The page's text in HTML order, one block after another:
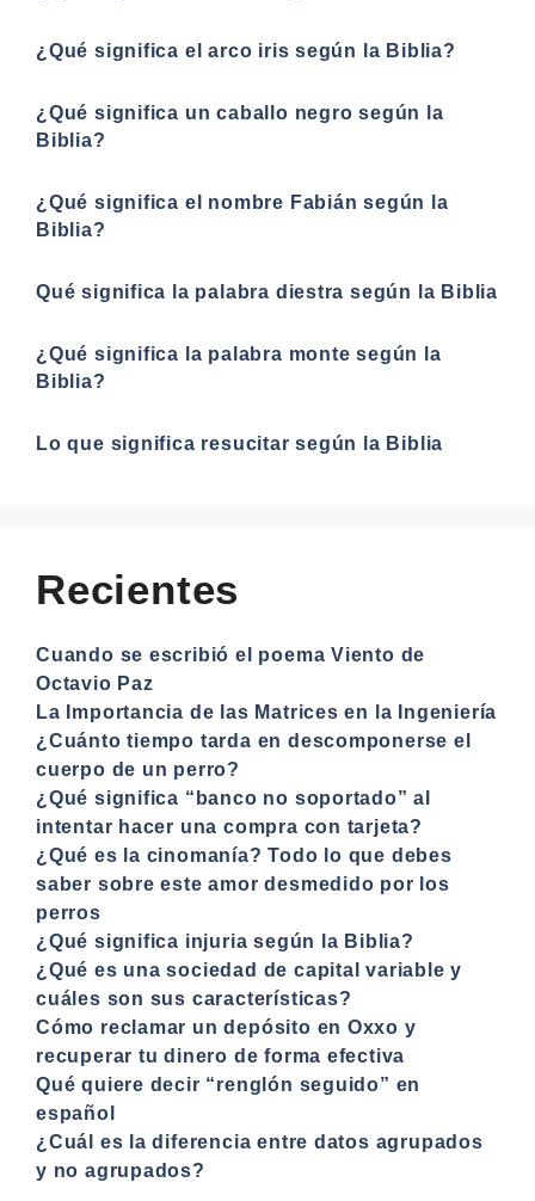
¿Qué significa el arco iris según la Biblia?
¿Qué significa un caballo negro según la
Biblia?
¿Qué significa el nombre Fabián según la
Biblia?
Qué significa la palabra diestra según la Biblia
¿Qué significa la palabra monte según la
Biblia?
Lo que significa resucitar según la Biblia
Recientes
Cuando se escribió el poema Viento de
Octavio Paz
La Importancia de las Matrices en la Ingeniería
¿Cuánto tiempo tarda en descomponerse el
cuerpo de un perro?
¿Qué significa “banco no soportado” al
intentar hacer una compra con tarjeta?
¿Qué es la cinomanía? Todo lo que debes
saber sobre este amor desmedido por los
perros
¿Qué significa injuria según la Biblia?
¿Qué es una sociedad de capital variable y
cuáles son sus características?
Cómo reclamar un depósito en Oxxo y
recuperar tu dinero de forma efectiva
Qué quiere decir “renglón seguido” en
español
¿Cuál es la diferencia entre datos agrupados
y no agrupados?